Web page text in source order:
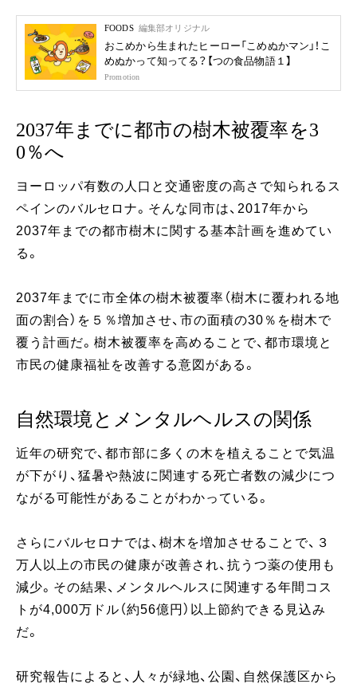
FOODS 編集部オリジナル
おこめから生まれたヒーロー「こめぬかマン」！こ
めぬかって知ってる？【つの食品物語１】
Promotion
2037年までに都市の樹木被覆率を3
0％へ
ヨーロッパ有数の人口と交通密度の高さで知られるス
ペインのバルセロナ。そんな同市は、2017年から
2037年までの都市樹木に関する基本計画を進めてい
る。
2037年までに市全体の樹木被覆率（樹木に覆われる地
面の割合）を５％増加させ、市の面積の30％を樹木で
覆う計画だ。樹木被覆率を高めることで、都市環境と
市民の健康福祉を改善する意図がある。
自然環境とメンタルヘルスの関係
近年の研究で、都市部に多くの木を植えることで気温
が下がり、猛暑や熱波に関連する死亡者数の減少につ
ながる可能性があることがわかっている。
さらにバルセロナでは、樹木を増加させることで、３
万人以上の市民の健康が改善され、抗うつ薬の使用も
減少。その結果、メンタルヘルスに関連する年間コス
トが4,000万ドル（約56億円）以上節約できる見込み
だ。
研究報告によると、人々が緑地、公園、自然保護区から